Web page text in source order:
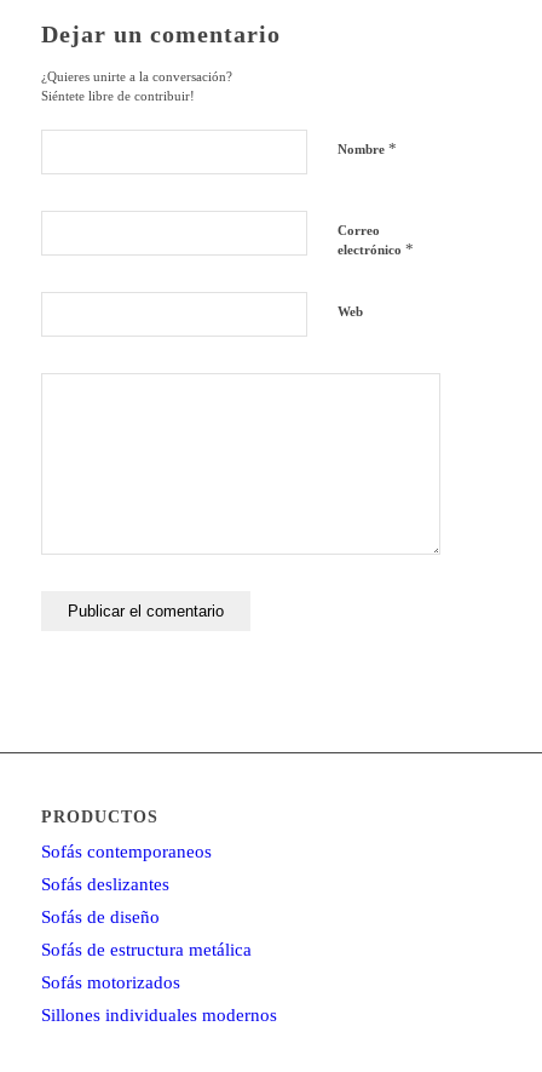
Dejar un comentario
¿Quieres unirte a la conversación?
Siéntete libre de contribuir!
Nombre *
Correo
electrónico *
Web
PRODUCTOS
Sofás contemporaneos
Sofás deslizantes
Sofás de diseño
Sofás de estructura metálica
Sofás motorizados
Sillones individuales modernos